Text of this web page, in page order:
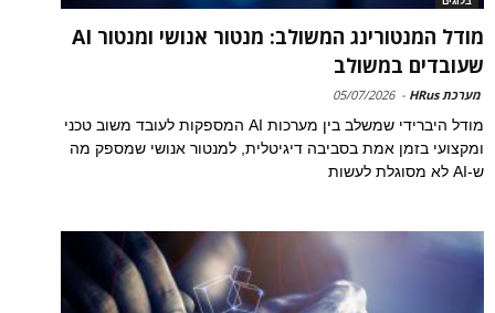
מודל המנטורינג המשולב: מנטור אנושי ומנטור AI
שעובדים במשולב
מערכת HRus -
05/07/2026
מודל היברידי שמשלב בין מערכות AI המספקות לעובד משוב טכני
ומקצועי בזמן אמת בסביבה דיגיטלית, למנטור אנושי שמספק מה
ש-AI לא מסוגלת לעשות